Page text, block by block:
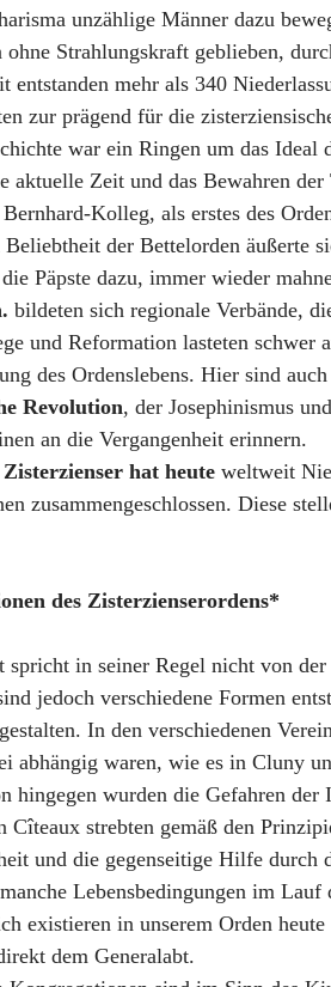
unzählige Männer dazu
ohne Strahlungskraft geblieben,
entstanden mehr als 340
zur prägend für die
war ein Ringen um das
aktuelle Zeit und das Bewahren der
Kolleg, als erstes des
Beliebtheit der Bettelorden äußerte
Päpste dazu, immer wieder
bildeten sich regionale Verbände,
und Reformation lasteten schwer
des Ordenslebens. Hier sind
Revolution, der Josephinismus
an die Vergangenheit erinnern.
hat heute weltweit
zusammengeschlossen. Diese
des Zisterzienserordens*
in seiner Regel nicht von
jedoch verschiedene Formen
In den verschiedenen
abhängig waren, wie es in Cluny
hingegen wurden die Gefahren
Cîteaux strebten gemäß den
und die gegenseitige Hilfe
Lebensbedingungen im
existieren in unserem Orden
dem Generalabt.